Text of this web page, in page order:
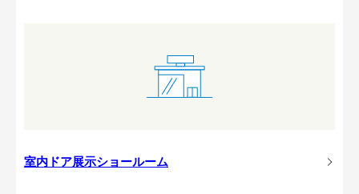
室内ドア展示ショールーム